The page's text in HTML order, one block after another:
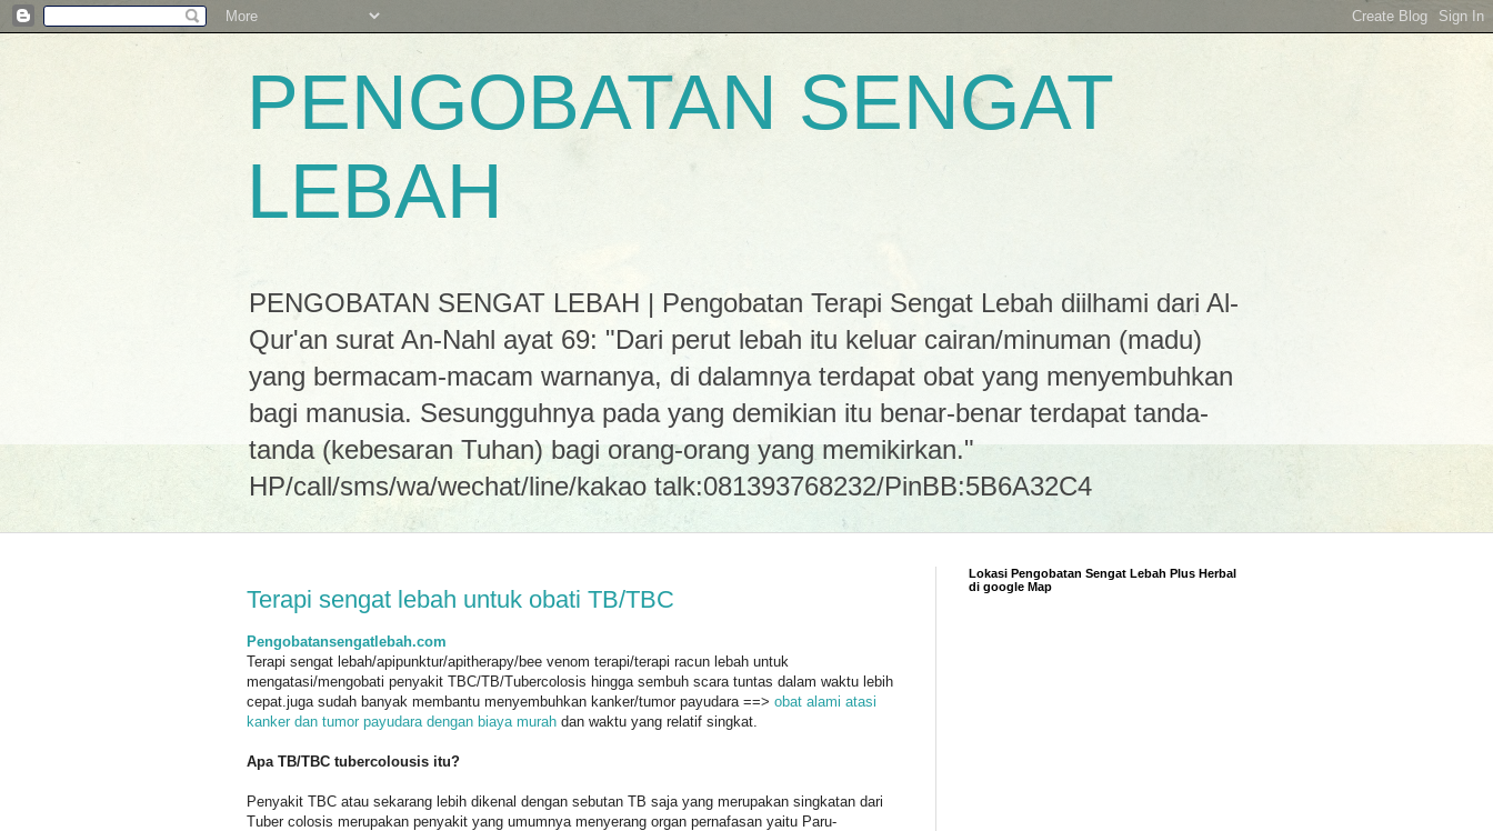
PENGOBATAN SENGAT
LEBAH
PENGOBATAN SENGAT LEBAH | Pengobatan Terapi Sengat Lebah diilhami dari Al-
Qur'an surat An-Nahl ayat 69: "Dari perut lebah itu keluar cairan/minuman (madu)
yang bermacam-macam warnanya, di dalamnya terdapat obat yang menyembuhkan
bagi manusia. Sesungguhnya pada yang demikian itu benar-benar terdapat tanda-
tanda (kebesaran Tuhan) bagi orang-orang yang memikirkan."
HP/call/sms/wa/wechat/line/kakao talk:081393768232/PinBB:5B6A32C4
Terapi sengat lebah untuk obati TB/TBC
Pengobatansengatlebah.com
Terapi sengat lebah/apipunktur/apitherapy/bee venom terapi/terapi racun lebah untuk
mengatasi/mengobati penyakit TBC/TB/Tubercolosis hingga sembuh scara tuntas dalam waktu lebih
cepat.juga sudah banyak membantu menyembuhkan kanker/tumor payudara ==> obat alami atasi
kanker dan tumor payudara dengan biaya murah dan waktu yang relatif singkat.
Apa TB/TBC tubercolousis itu?
Penyakit TBC atau sekarang lebih dikenal dengan sebutan TB saja yang merupakan singkatan dari
Tuber colosis merupakan penyakit yang umumnya menyerang organ pernafasan yaitu Paru-
Lokasi Pengobatan Sengat Lebah Plus Herbal
di google Map